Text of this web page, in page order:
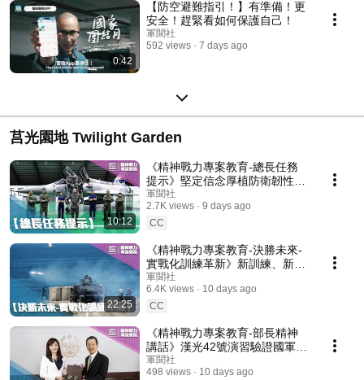
0:42
【防空避難指引！】有準備！更
安全！趕緊看如何保護自己！
軍聞社
592 views
7 days ago
莒光園地 Twilight Garden
10:12
《精神戰力專案教育-總長任務
提示》堅定信念厚植防衛韌性，
展現守護家園決心！
軍聞社
2.7K views
9 days ago
CC
22:25
《精神戰力專案教育-決勝未來-
實戰化訓練革新》新訓練、新思
維、新裝備、新科技，強化部隊
整體作戰能力！
軍聞社
6.4K views
10 days ago
CC
《精神戰力專案教育-部長精神
講話》漢光42號演習驗證國軍現
代化戰力！
軍聞社
498 views
10 days ago